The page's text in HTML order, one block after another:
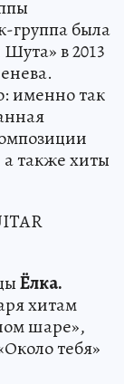
группа была
в 2013
именно так
а также хиты
Ёлка.
хитам
шаре»,
тебя»